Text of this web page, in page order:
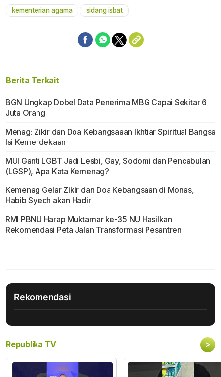
kementerian agama sidang isbat
Berita Terkait
BGN Ungkap Dobel Data Penerima MBG Capai Sekitar 6
Juta Orang
Menag: Zikir dan Doa Kebangsaaan Ikhtiar Spiritual Bangsa
Isi Kemerdekaan
MUI Ganti LGBT Jadi Lesbi, Gay, Sodomi dan Pencabulan
(LGSP), Apa Kata Kemenag?
Kemenag Gelar Zikir dan Doa Kebangsaan di Monas,
Habib Syech akan Hadir
RMI PBNU Harap Muktamar ke-35 NU Hasilkan
Rekomendasi Peta Jalan Transformasi Pesantren
Rekomendasi
Republika TV >